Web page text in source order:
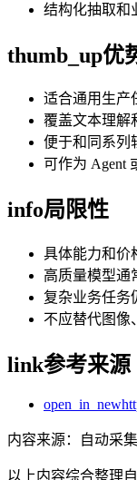
结构化抽取和
thumb_up优
适合通用生产
覆盖文本理解
便于和同系列
可作为 Agent
info局限性
具体能力和价
高质量模型通
复杂业务任务
不应替代图像
link参考来源
open_in_new
内容来源 ： 自动采集
以上内容综合整理